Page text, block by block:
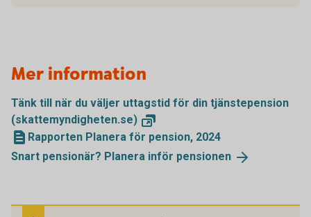
Mer information
Tänk till när du väljer uttagstid för din tjänstepension
(skattemyndigheten.se)
Rapporten Planera för pension, 2024
Snart pensionär? Planera inför pensionen